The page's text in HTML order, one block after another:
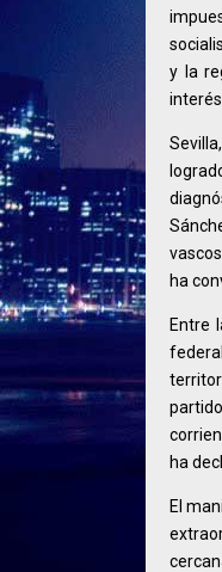
y la
interés
ha
Entre
ha
El